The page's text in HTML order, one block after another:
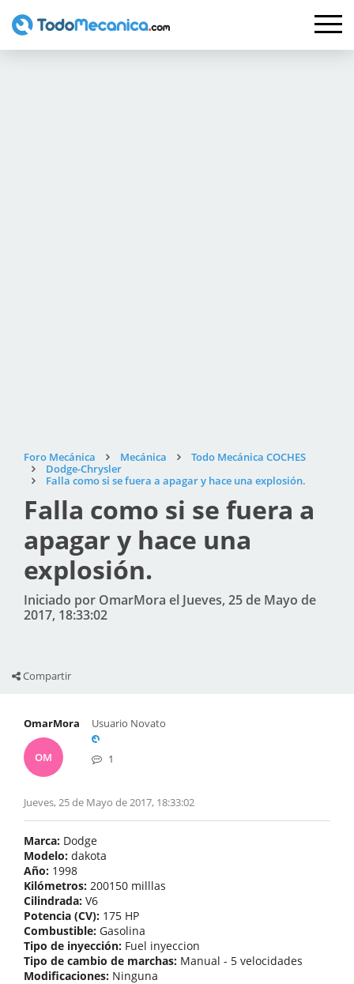
Foro Mecánica Mecánica
Todo Mecánica COCHES
Dodge-Chrysler
Falla como si se fuera a apagar y hace una explosión.
Falla como si se fuera a
apagar y hace una
explosión.
Iniciado por OmarMora el Jueves, 25 de Mayo de
2017, 18:33:02
Compartir
OmarMora
OM
Usuario Novato
1
Jueves, 25 de Mayo de 2017, 18:33:02
Marca: Dodge
Modelo: dakota
Año: 1998
Kilómetros: 200150 milllas
Cilindrada: V6
Potencia (CV): 175 HP
Combustible: Gasolina
Tipo de inyección: Fuel inyeccion
Tipo de cambio de marchas: Manual - 5 velocidades
Modificaciones: Ninguna